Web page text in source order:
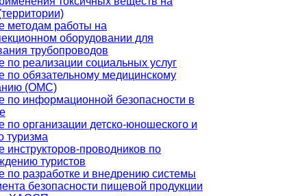
методам работы на
оборудовании для
трубопроводов
по реализации социальных услуг
по обязательному медицинскому
(ОМС)
по информационной безопасности в
по организации детско-юношеского и
туризма
инструкторов-проводников по
туристов
по разработке и внедрению системы
безопасности пищевой продукции